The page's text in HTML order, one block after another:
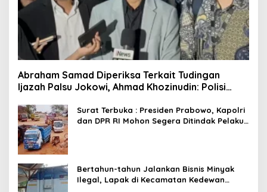
Abraham Samad Diperiksa Terkait Tudingan
Ijazah Palsu Jokowi, Ahmad Khozinudin: Polisi
Surat Terbuka : Presiden Prabowo, Kapolri
dan DPR RI Mohon Segera Ditindak Pelaku
Bertahun-tahun Jalankan Bisnis Minyak
Ilegal, Lapak di Kecamatan Kedewan